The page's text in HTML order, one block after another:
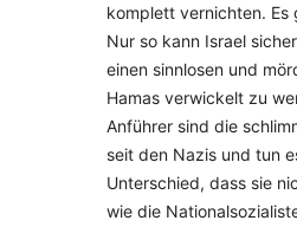
komplett vernichten. Es
Nur so kann Israel
einen sinnlosen und
Hamas verwickelt zu
Anführer sind die
seit den Nazis und tun
Unterschied, dass sie
wie die